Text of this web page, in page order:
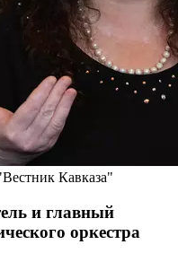
Кавказа"
и главный
оркестра